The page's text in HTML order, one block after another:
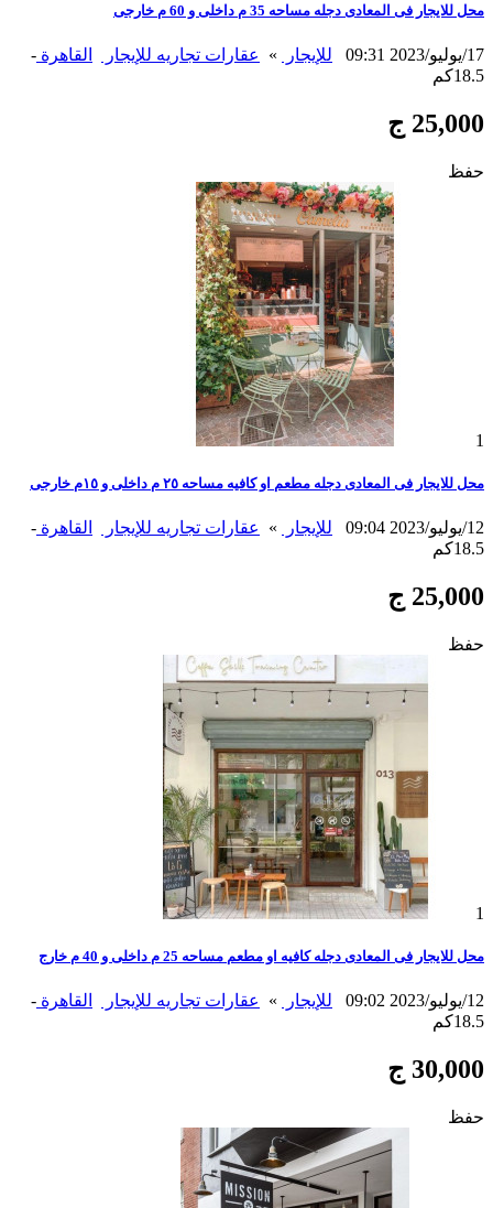
محل للايجار فى المعادى دجله مساحه 35 م داخلى و 60 م خارجى
17/يوليو/2023 09:31 للإيجار » عقارات تجاريه للإيجار القاهرة -
18.5كم
25,000 ج
حفظ
1
محل للايجار فى المعادى دجله مطعم او كافيه مساحه ٢٥ م داخلى و ١٥م خارجى
12/يوليو/2023 09:04 للإيجار » عقارات تجاريه للإيجار القاهرة -
18.5كم
25,000 ج
حفظ
1
محل للايجار فى المعادى دجله كافيه او مطعم مساحه 25 م داخلى و 40 م خارج
12/يوليو/2023 09:02 للإيجار » عقارات تجاريه للإيجار القاهرة -
18.5كم
30,000 ج
حفظ